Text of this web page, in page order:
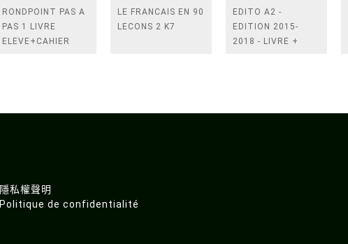
RONDPOINT PAS A
PAS 1 LIVRE
ELEVE+CAHIER
LE FRANCAIS EN 90
LECONS 2 K7
EDITO A2 -
EDITION 2015-
2018 - LIVRE +
隱私權聲明
Politique de confidentialité